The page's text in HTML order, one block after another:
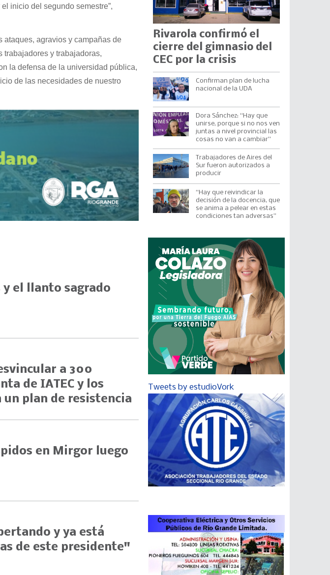
inicio del segundo semestre”,
ataques, agravios y campañas de
y trabajadoras,
la defensa de la universidad pública,
de las necesidades de nuestro
y el llanto sagrado
a 300
de IATEC y los
un plan de resistencia
en Mirgor luego
y ya está
de este presidente"
Rivarola confirmó el
cierre del gimnasio del
CEC por la crisis
Confirman plan de lucha
nacional de la UDA
Dora Sánchez: “Hay que
unirse, porque si no nos ven
juntas a nivel provincial las
cosas no van a cambiar”
Trabajadores de Aires del
Sur fueron autorizados a
producir
“Hay que reivindicar la
decisión de la docencia, que
se anima a pelear en estas
condiciones tan adversas”
Tweets by estudioVork